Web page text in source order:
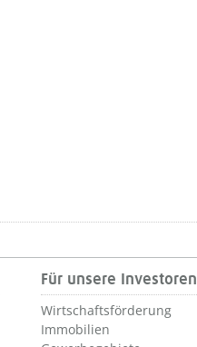
Für unsere Investoren
Wirtschaftsförderung
Immobilien